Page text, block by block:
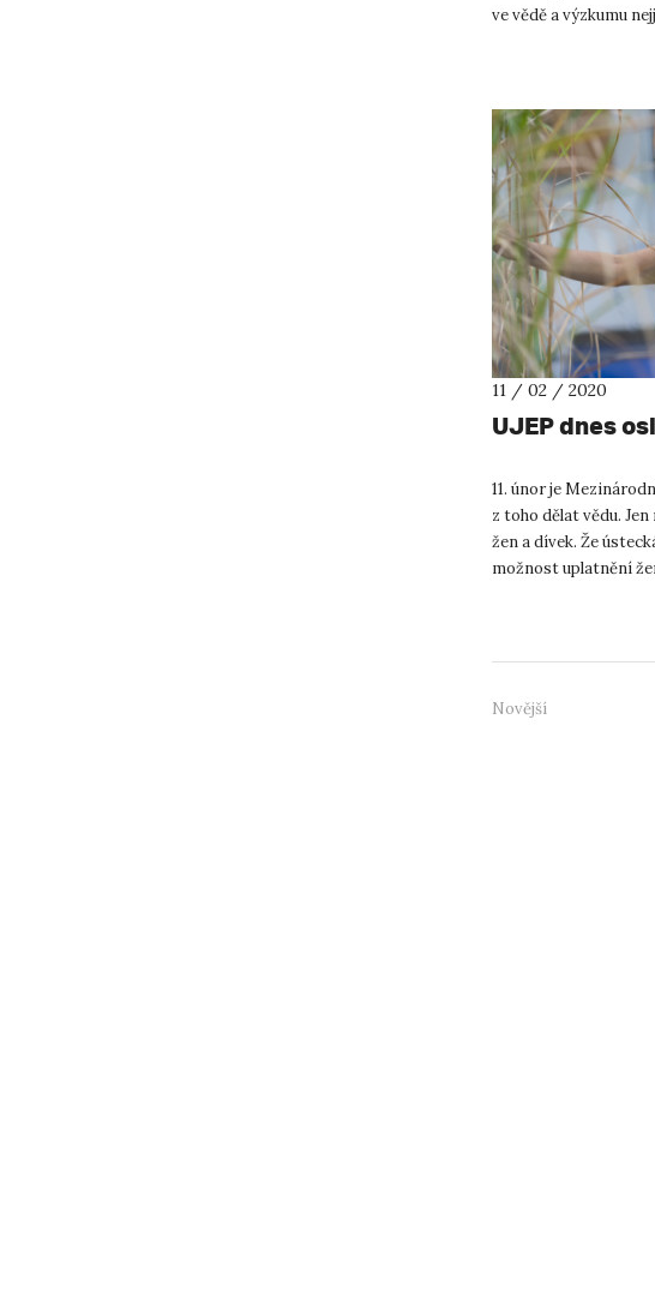
ve vědě a výzkumu
11 / 02 / 2020
UJEP dnes
11. únor je
z toho dělat vědu.
žen a dívek. Že
možnost uplatnění
Novější